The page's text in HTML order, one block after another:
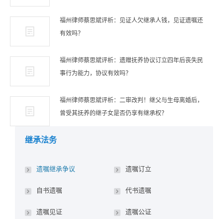
福州律师蔡思斌评析：见证人欠继承人钱，见证遗嘱还
有效吗？
福州律师蔡思斌评析：遗赠抚养协议订立四年后丧失民
事行为能力，协议有效吗？
福州律师蔡思斌评析：二审改判！继父与生母离婚后，
曾受其抚养的继子女是否仍享有继承权？
继承法务
遗嘱继承争议 遗嘱订立
自书遗嘱 代书遗嘱
遗嘱见证 遗嘱公证